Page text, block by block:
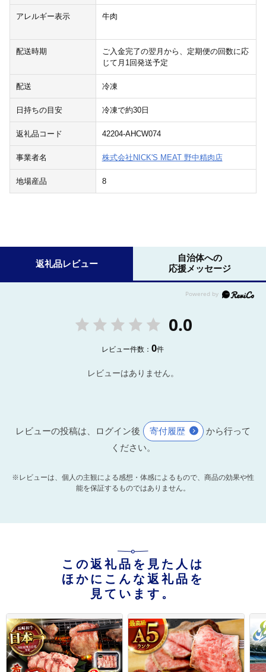
アレルギー表示 牛肉
配送時期
ご入金完了の翌月から、定期便の回数に応
じて月1回発送予定
配送 冷凍
日持ちの目安 冷凍で約30日
返礼品コード 42204-AHCW074
事業者名 株式会社NICK'S MEAT 野中精肉店
地場産品 8
返礼品レビュー
自治体への
応援メッセージ
0.0
レビュー件数：0件
レビューはありません。
レビューの投稿は、ログイン後 寄付履歴
から行って
ください。
※レビューは、個人の主観による感想・体感によるもので、商品の効果や性
能を保証するものではありません。
この返礼品を見た人は
ほかにこんな返礼品を
見ています。